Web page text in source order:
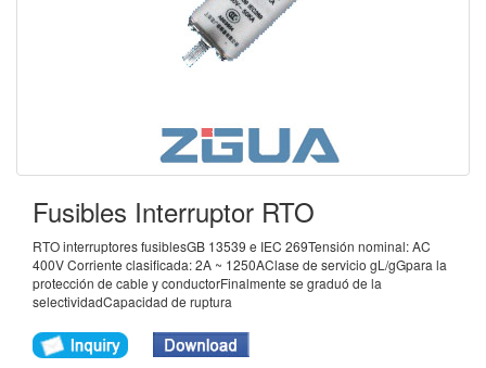
Fusibles Interruptor RTO
RTO interruptores fusiblesGB 13539 e IEC 269Tensión nominal: AC
400V Corriente clasificada: 2A ~ 1250AClase de servicio gL/gGpara la
protección de cable y conductorFinalmente se graduó de la
selectividadCapacidad de ruptura